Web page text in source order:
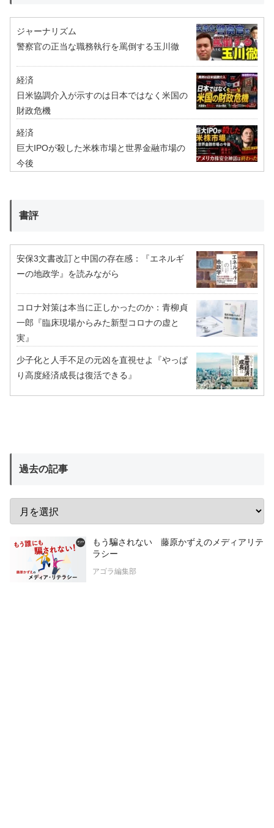
ジャーナリズム
警察官の正当な職務執行を罵倒する玉川徹
経済
日米協調介入が示すのは日本ではなく米国の
財政危機
経済
巨大IPOが殺した米株市場と世界金融市場の
今後
書評
安保3文書改訂と中国の存在感：『エネルギ
ーの地政学』を読みながら
コロナ対策は本当に正しかったのか：青柳貞
一郎『臨床現場からみた新型コロナの虚と
実』
少子化と人手不足の元凶を直視せよ『やっぱ
り高度経済成長は復活できる』
過去の記事
もう騙されない 藤原かずえのメディアリテ
ラシー
アゴラ編集部